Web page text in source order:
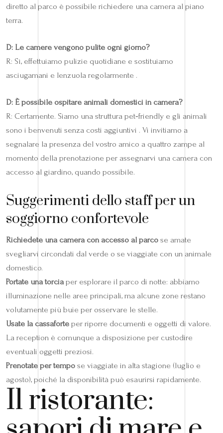
diretto al parco è possibile richiedere una camera al piano
terra.
D: Le camere vengono pulite ogni giorno?
R: Sì, effettuiamo pulizie quotidiane e sostituiamo
asciugamani e lenzuola regolarmente .
D: È possibile ospitare animali domestici in camera?
R: Certamente. Siamo una struttura pet‑friendly e gli animali
sono i benvenuti senza costi aggiuntivi . Vi invitiamo a
segnalare la presenza del vostro amico a quattro zampe al
momento della prenotazione per assegnarvi una camera con
accesso al giardino, quando possibile.
Suggerimenti dello staff per un
soggiorno confortevole
Richiedete una camera con accesso al parco se amate
svegliarvi circondati dal verde o se viaggiate con un animale
domestico.
Portate una torciaper esplorare il parco di notte: abbiamo
illuminazione nelle aree principali, ma alcune zone restano
volutamente più buie per osservare le stelle.
Usate la cassaforte per riporre documenti e oggetti di valore.
La reception è comunque a disposizione per custodire
eventuali oggetti preziosi.
Prenotate per tempo se viaggiate in alta stagione (luglio e
agosto), poiché la disponibilità può esaurirsi rapidamente.
Il ristorante: